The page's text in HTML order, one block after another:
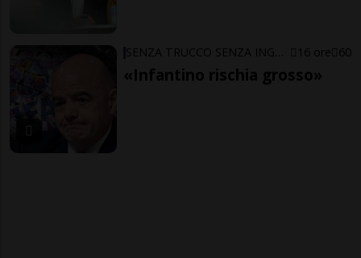
16 ore 60
«Infantino rischia grosso»